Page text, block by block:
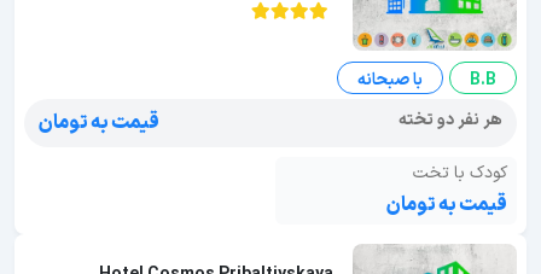
B.B
با صبحانه
هر نفر دو تخته
قیمت به تومان
کودک با تخت
قیمت به تومان